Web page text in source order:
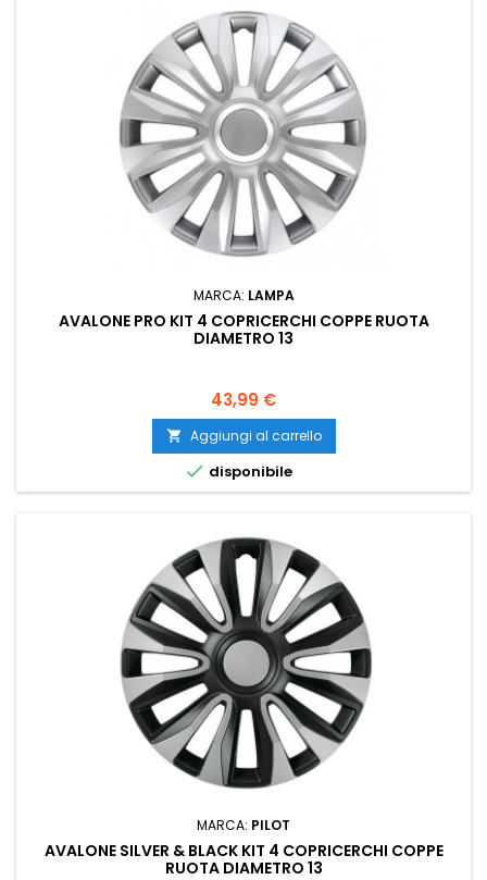
MARCA: LAMPA
AVALONE PRO KIT 4 COPRICERCHI COPPE RUOTA
DIAMETRO 13
Prezzo
43,99 €
 Aggiungi al carrello
 disponibile
MARCA: PILOT
AVALONE SILVER & BLACK KIT 4 COPRICERCHI COPPE
RUOTA DIAMETRO 13